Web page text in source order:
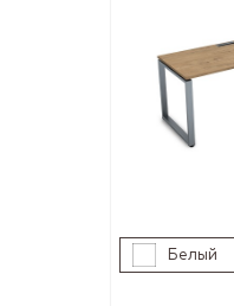
Белый